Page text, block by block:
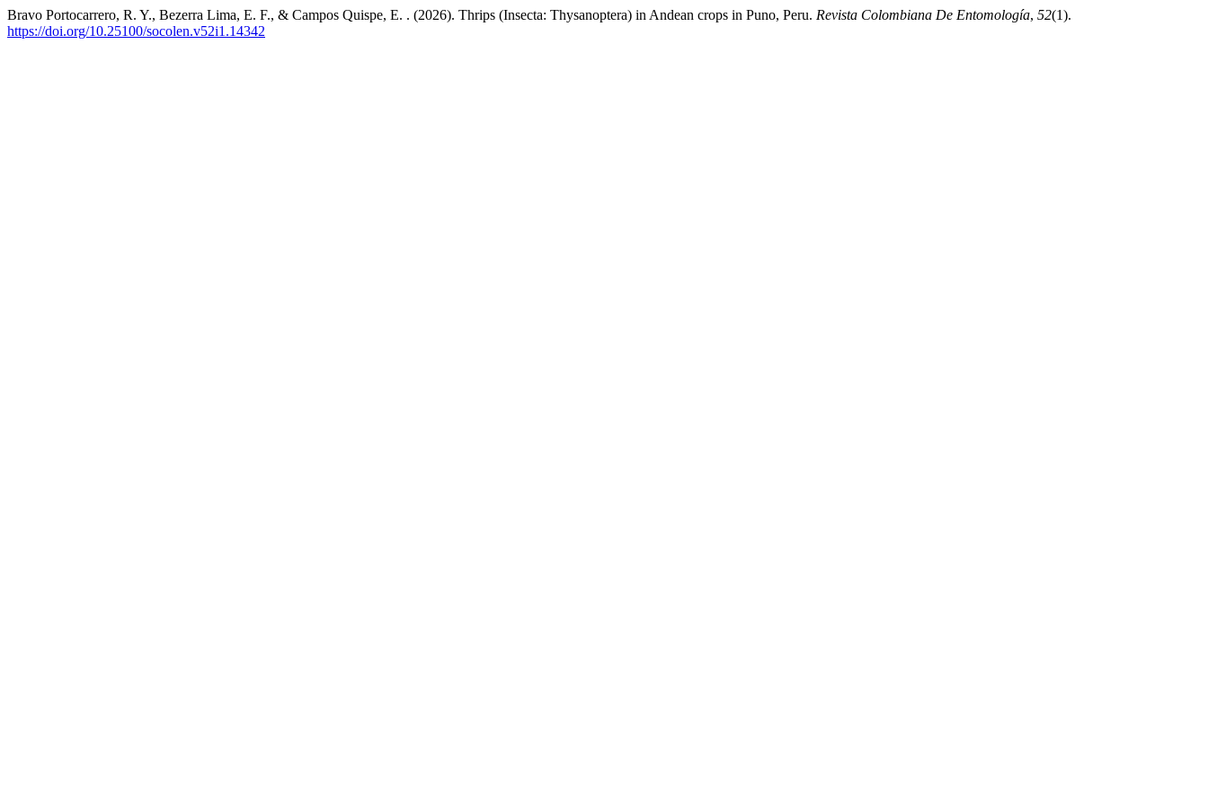
Bravo Portocarrero, R. Y., Bezerra Lima, E. F., & Campos Quispe, E. . (2026). Thrips (Insecta: Thysanoptera) in Andean crops in Puno, Peru. Revista Colombiana De Entomología, 52(1).
https://doi.org/10.25100/socolen.v52i1.14342